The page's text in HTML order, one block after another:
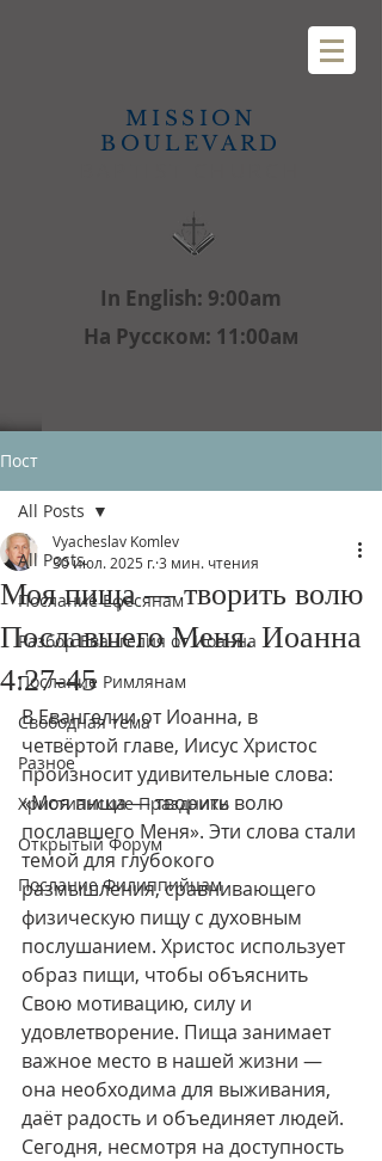
MISSION
BOULEVARD
In English: 9:00am
На Русском: 11:00aм
Пост
All Posts
Послание Ефесянам
Разбор Евангелия от Иоанна
Послание Римлянам
Свободная тема
Разное
Христианские Праздники
Открытый Форум
Послание Филиппийцам
All Posts
Моя пища — творить волю
Пославшего Меня. Иоанна
4:27-45
Vyacheslav Komlev
30 июл. 2025 г.3 мин. чтения
В Евангелии от Иоанна, в
четвёртой главе, Иисус Христос
произносит удивительные слова:
«Моя пища — творить волю
пославшего Меня». Эти слова стали
темой для глубокого
размышления, сравнивающего
физическую пищу с духовным
послушанием. Христос использует
образ пищи, чтобы объяснить
Свою мотивацию, силу и
удовлетворение. Пища занимает
важное место в нашей жизни —
она необходима для выживания,
даёт радость и объединяет людей.
Сегодня, несмотря на доступность